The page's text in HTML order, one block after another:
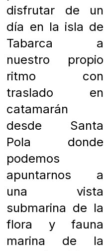
disfrutar de un
día en la isla de
Tabarca a
nuestro propio
ritmo con
traslado en
catamarán
desde Santa
Pola donde
podemos
apuntarnos a
una vista
submarina de la
flora y fauna
marina de la